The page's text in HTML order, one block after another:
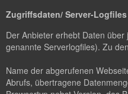
Zugriffsdaten/ Server-Logfiles
Der Anbieter erhebt Daten
genannte Serverlogfiles). Zu
Name der abgerufenen
Abrufs, übertragene